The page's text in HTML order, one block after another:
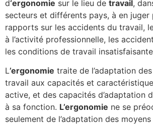
d‘ergonomie sur le lieu de travail,
secteurs et différents pays, à en juger
rapports sur les accidents du travail,
à l’activité professionnelle, les
les conditions de travail
L’ergonomie traite de l’adaptation
travail aux capacités et
active, et des capacités d’adaptation
à sa fonction. L’ergonomie ne se
seulement de l’adaptation des